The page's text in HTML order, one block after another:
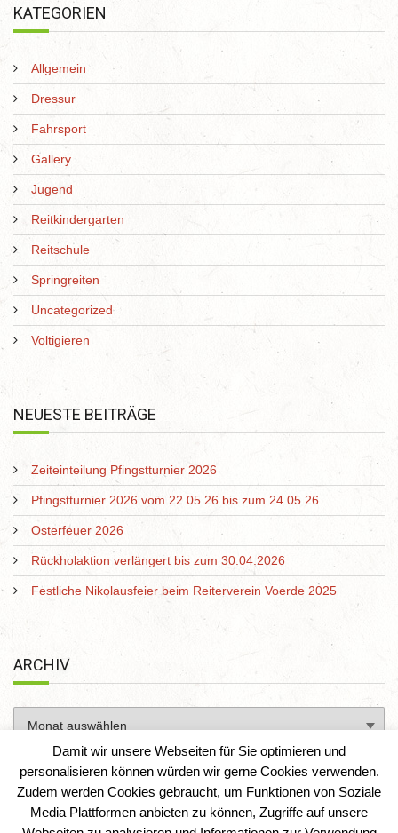
KATEGORIEN
Allgemein
Dressur
Fahrsport
Gallery
Jugend
Reitkindergarten
Reitschule
Springreiten
Uncategorized
Voltigieren
NEUESTE BEITRÄGE
Zeiteinteilung Pfingstturnier 2026
Pfingstturnier 2026 vom 22.05.26 bis zum 24.05.26
Osterfeuer 2026
Rückholaktion verlängert bis zum 30.04.2026
Festliche Nikolausfeier beim Reiterverein Voerde 2025
ARCHIV
Damit wir unsere Webseiten für Sie optimieren und
personalisieren können würden wir gerne Cookies verwenden.
Zudem werden Cookies gebraucht, um Funktionen von Soziale
Media Plattformen anbieten zu können, Zugriffe auf unsere